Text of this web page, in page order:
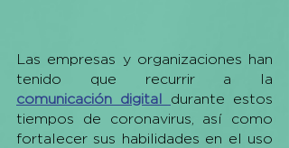
Las empresas y organizaciones han
comunicación digital
durante estos
tiempos de coronavirus, así como
fortalecer sus habilidades en el uso